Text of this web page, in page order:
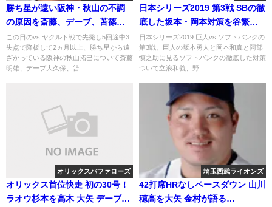
勝ち星が遠い阪神・秋山の不調
の原因を斎藤、デーブ、苫篠が
語る 2018年8月17日
この日のvs.ヤクルト戦で先発し5回途中3
失点で降板して2ヵ月以上、勝ち星から遠
ざかっている阪神の秋山拓巳について斎藤
明雄、デーブ大久保、笘...
日本シリーズ2019 第3戦 SBの徹
底した坂本・岡本対策を谷繁が
語る
日本シリーズ2019 巨人vs.ソフトバンクの
第3戦。巨人の坂本勇人と岡本和真と阿部
慎之助に見るソフトバンクの徹底した対策
ついて立浪和義、野...
オリックスバファローズ
オリックス首位快走 初の30号！
ラオウ杉本を高木 大矢 デーブが
埼玉西武ライオンズ
42打席HRなしペースダウン 山川
穂高を大矢 金村が語る